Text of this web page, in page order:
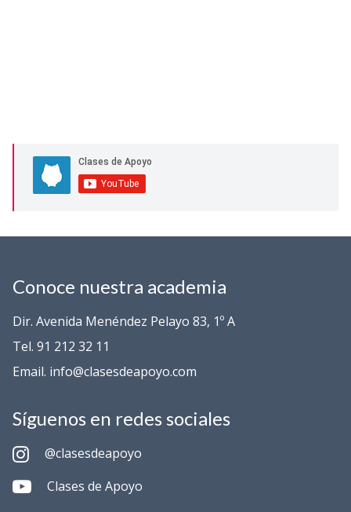
Conoce nuestra academia
Dir. Avenida Menéndez Pelayo 83, 1º A
Tel. 91 212 32 11
Email. info@clasesdeapoyo.com
Síguenos en redes sociales
@clasesdeapoyo
Clases de Apoyo